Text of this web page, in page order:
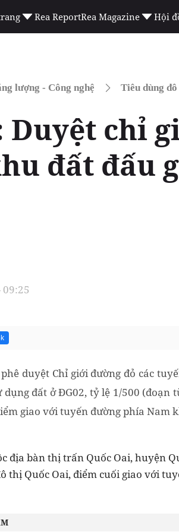
Rea ReportRea Magazine Hội
lượng - Công nghệ Tiêu dùng
Duyệt chỉ
đất đấu
09:25
phê duyệt Chỉ giới đường đỏ các
đất ở ĐG02, tỷ lệ 1/500
giao với tuyến đường phía Nam
địa bàn thị trấn Quốc Oai, huyện
thị Quốc Oai, điểm cuối giao với